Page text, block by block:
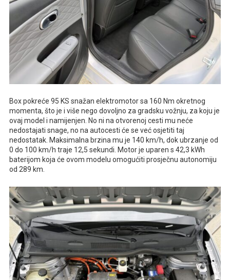
Box pokreće 95 KS snažan elektromotor sa 160 Nm okretnog
momenta, što je i više nego dovoljno za gradsku vožnju, za koju je
ovaj model i namijenjen. No ni na otvorenoj cesti mu neće
nedostajati snage, no na autocesti će se već osjetiti taj
nedostatak. Maksimalna brzina mu je 140 km/h, dok ubrzanje od
0 do 100 km/h traje 12,5 sekundi. Motor je uparen s 42,3 kWh
baterijom koja će ovom modelu omogućiti prosječnu autonomiju
od 289 km.